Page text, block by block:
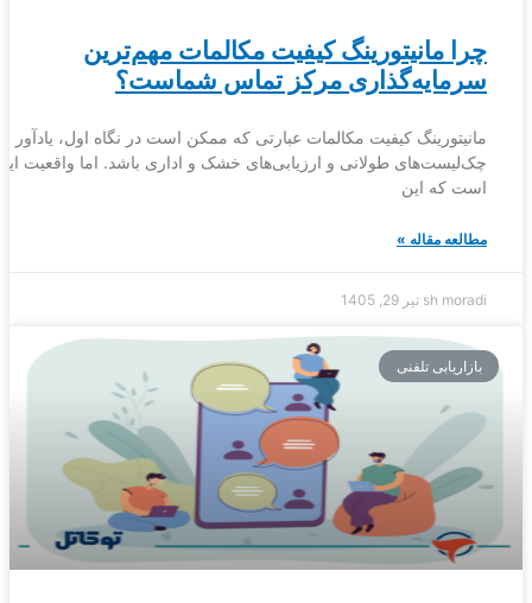
چرا مانیتورینگ کیفیت مکالمات مهم‌ترین
سرمایه‌گذاری مرکز تماس شماست؟
مانیتورینگ کیفیت مکالمات عبارتی که ممکن است در نگاه اول، یادآور
چک‌لیست‌های طولانی و ارزیابی‌های خشک و اداری باشد. اما واقعیت
است که این
مطالعه مقاله »
sh moradi تیر 29, 1405
بازاریابی تلفنی